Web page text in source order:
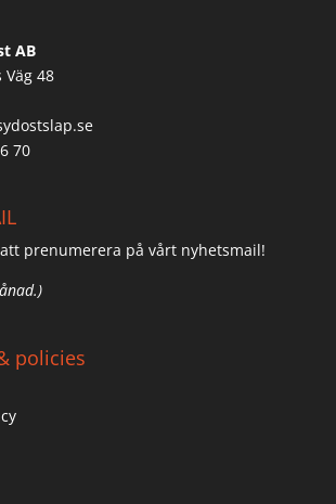
AB
48
70
prenumerera på vårt nyhetsmail!
policies